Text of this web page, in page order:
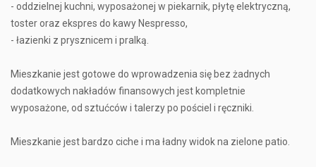
- oddzielnej kuchni, wyposażonej w piekarnik, płytę elektryczną,
toster oraz ekspres do kawy Nespresso,
- łazienki z prysznicem i pralką.
Mieszkanie jest gotowe do wprowadzenia się bez żadnych
dodatkowych nakładów finansowych jest kompletnie
wyposażone, od sztućców i talerzy po pościel i ręczniki.
Mieszkanie jest bardzo ciche i ma ładny widok na zielone patio.